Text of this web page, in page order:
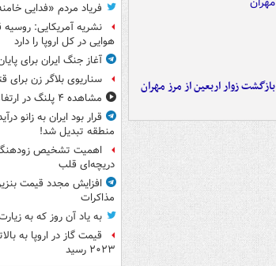
بازگشت زوار اربعین از مرز مهران
فریاد مردم «فدایی
نشریه آمریکایی: روسیه
هوایی در کل اروپا را دارد
آغاز جنگ ایران برای
سناریوی بلاگر زن
مشاهده ۴ پلنگ در ارتفاعات میناب
قرار بود ایران به زانو
منطقه تبدیل شد!
اهمیت تشخیص
دریچه‌ای قلب
افزایش مجدد قیمت
مذاکرات
به یاد آن روز که به
قیمت گاز در اروپا به
۲۰۲۳ رسید